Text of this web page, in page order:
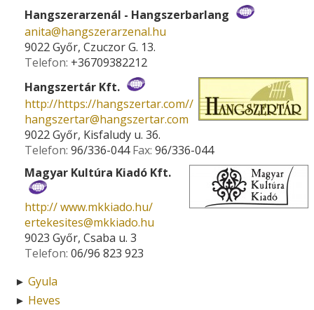
Hangszerarzenál - Hangszerbarlang
anita­@­hangszerarzenal.hu
9022 Győr, Czuczor G. 13.
Telefon: +36709382212
Hangszertár Kft.
http://https://hangszertar.com//
hangszertar­@­hangszertar.com
9022 Győr, Kisfaludy u. 36.
Telefon: 96/336-044 Fax: 96/336-044
Magyar Kultúra Kiadó Kft.
http:// www.mkkiado.hu/
ertekesites­@­mkkiado.hu
9023 Győr, Csaba u. 3
Telefon: 06/96 823 923
► Gyula
► Heves